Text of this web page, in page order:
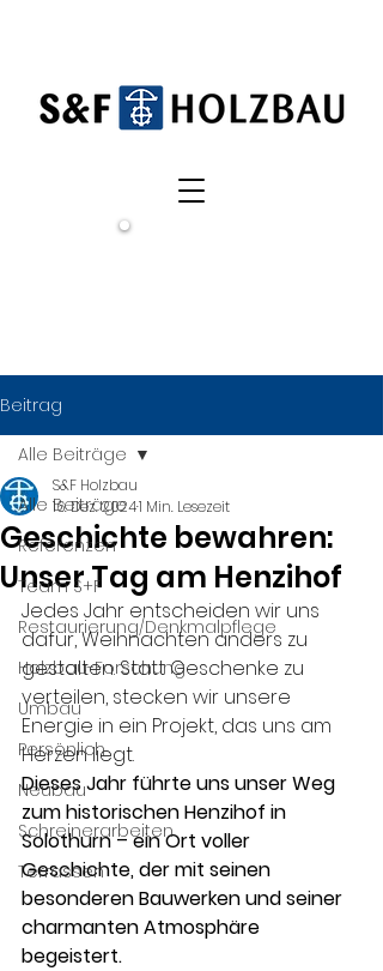
Beitrag
Alle Beiträge
Referenzen
Team S+F
Restaurierung/Denkmalpflege
Holzbau-Forschung
Umbau
Persönlich
Neubau
Schreinerarbeiten
Terrassen
Alle Beiträge
Geschichte bewahren:
Unser Tag am Henzihof
S&F Holzbau
16. Dez. 20241 Min. Lesezeit
Jedes Jahr entscheiden wir uns
dafür, Weihnachten anders zu
gestalten. Statt Geschenke zu
verteilen, stecken wir unsere
Energie in ein Projekt, das uns am
Herzen liegt.
Dieses Jahr führte uns unser Weg
zum historischen Henzihof in
Solothurn – ein Ort voller
Geschichte, der mit seinen
besonderen Bauwerken und seiner
charmanten Atmosphäre
begeistert.